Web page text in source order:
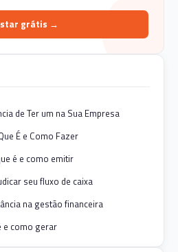
grátis →
de Ter um na Sua Empresa
É e Como Fazer
é e como emitir
seu fluxo de caixa
na gestão financeira
e como gerar